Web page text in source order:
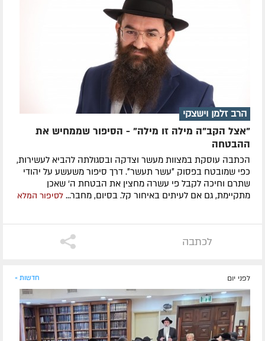
הרב זלמן וישצקי
"אצל הקב"ה מילה זו מילה" - הסיפור שממחיש את
ההבטחה
הכתבה עוסקת במצוות מעשר וצדקה ובסגולתה להביא לעשירות,
כפי שמובטח בפסוק ״עשר תעשר״. דרך סיפור משעשע על יהודי
שתרם וחיכה לקבל פי עשרה מחצין את הבטחת ה' שאכן
מתקיימת, גם אם לעיתים באיחור קל. בסיום, מחבר... לסיפור המלא
לכתבה
לפני יום חדשות »